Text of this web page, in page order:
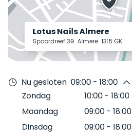
Lotus Nails Almere
Spoordreef 39 Almere 1315 GK
Nu gesloten 09:00 - 18:00
Zondag
10:00 - 18:00
Maandag
09:00 - 18:00
Dinsdag
09:00 - 18:00